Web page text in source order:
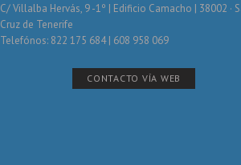
C/ Villalba Hervás, 9 -1º | Edificio Camacho | 38002 ·
Cruz de Tenerife
Telefónos: 822 175 684 | 608 958 069
CONTACTO VÍA WEB